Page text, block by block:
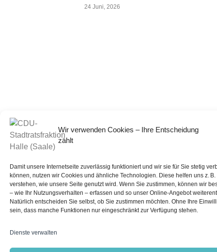
Wir verwenden Cookies – Ihre Entscheidung
zählt
Damit unsere Internetseite zuverlässig funktioniert und wir sie für Sie stetig
können, nutzen wir Cookies und ähnliche Technologien. Diese helfen uns z.
verstehen, wie unsere Seite genutzt wird. Wenn Sie zustimmen, können wir
– wie Ihr Nutzungsverhalten – erfassen und so unser Online-Angebot
Natürlich entscheiden Sie selbst, ob Sie zustimmen möchten. Ohne Ihre
sein, dass manche Funktionen nur eingeschränkt zur Verfügung stehen.
Dienste verwalten
24 Juni, 2026
Bürgersprechstunde:
Montag bis
10:00 Uhr bis
13:00 Uhr
0345 - 221
30 63
CDU -
Stadtratsfraktion
1 in 06108